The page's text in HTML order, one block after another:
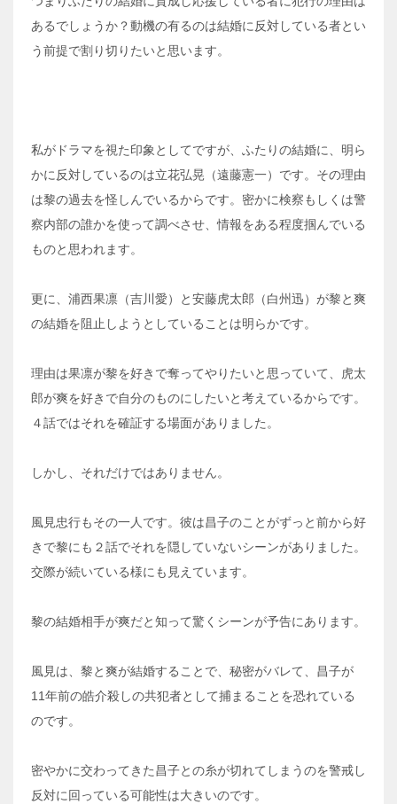
あるでしょうか？動機の有るのは結婚に反対している者とい
う前提で割り切りたいと思います。
私がドラマを視た印象としてですが、ふたりの結婚に、明ら
かに反対しているのは立花弘晃（遠藤憲一）です。その理由
は黎の過去を怪しんでいるからです。密かに検察もしくは警
察内部の誰かを使って調べさせ、情報をある程度掴んでいる
ものと思われます。
更に、浦西果凛（吉川愛）と安藤虎太郎（白州迅）が黎と爽
の結婚を阻止しようとしていることは明らかです。
理由は果凛が黎を好きで奪ってやりたいと思っていて、虎太
郎が爽を好きで自分のものにしたいと考えているからです。
４話ではそれを確証する場面がありました。
しかし、それだけではありません。
風見忠行もその一人です。彼は昌子のことがずっと前から好
きで黎にも２話でそれを隠していないシーンがありました。
交際が続いている様にも見えています。
黎の結婚相手が爽だと知って驚くシーンが予告にあります。
風見は、黎と爽が結婚することで、秘密がバレて、昌子が
11年前の皓介殺しの共犯者として捕まることを恐れている
のです。
密やかに交わってきた昌子との糸が切れてしまうのを警戒し
反対に回っている可能性は大きいのです。